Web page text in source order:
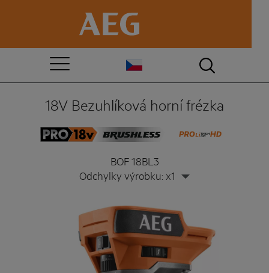
18V Bezuhlíková horní frézka
BOF 18BL3
Odchylky výrobku: x1